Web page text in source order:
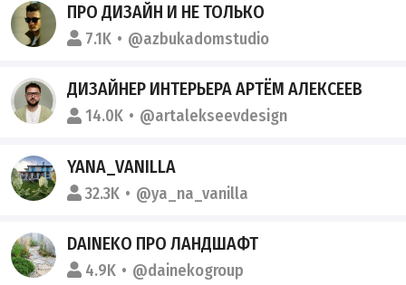
ПРО ДИЗАЙН И НЕ ТОЛЬКО
7.1K @azbukadomstudio
ДИЗАЙНЕР ИНТЕРЬЕРА АРТЁМ АЛЕКСЕЕВ
14.0K @artalekseevdesign
YANA_VANILLA
32.3K @ya_na_vanilla
DAINEKО ПРО ЛАНДШАФТ
4.9K @dainekogroup